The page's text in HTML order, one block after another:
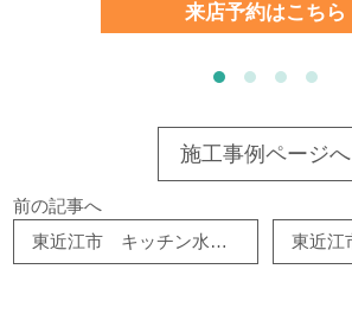
来店予約はこちら
施工事例ページへ
前の記事へ
東近江市 キッチン水栓交換 リフォーム